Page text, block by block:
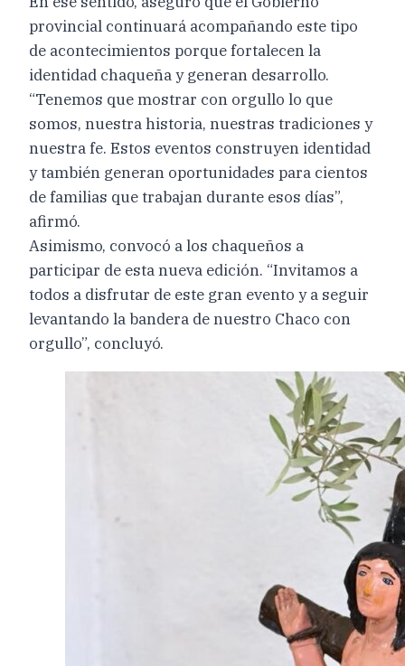
provincial continuará acompañando este tipo
de acontecimientos porque fortalecen la
identidad chaqueña y generan desarrollo.
“Tenemos que mostrar con orgullo lo que
somos, nuestra historia, nuestras tradiciones y
nuestra fe. Estos eventos construyen identidad
y también generan oportunidades para cientos
de familias que trabajan durante esos días”,
afirmó.
Asimismo, convocó a los chaqueños a
participar de esta nueva edición. “Invitamos a
todos a disfrutar de este gran evento y a seguir
levantando la bandera de nuestro Chaco con
orgullo”, concluyó.